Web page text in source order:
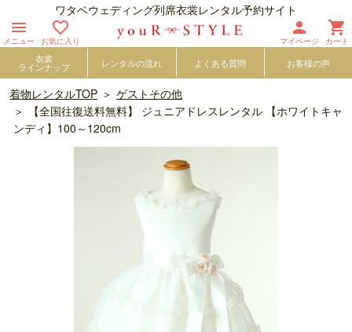
ワタベウェディング列席衣裳レンタル予約サイト

メニュー

お気に入り

マイページ

カート
衣裳
ラインナップ レンタルの流れ よくある質問 お客様の声
着物レンタルTOP
ゲストその他
【全国往復送料無料】 ジュニアドレスレンタル 【ホワイトキャ
ンディ】100～120cm